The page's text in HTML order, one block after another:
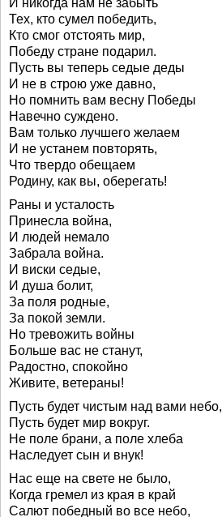
И никогда нам не забыть
Тех, кто сумел победить,
Кто смог отстоять мир,
Победу стране подарил.
Пусть вы теперь седые деды
И не в строю уже давно,
Но помнить вам весну Победы
Навечно суждено.
Вам только лучшего желаем
И не устанем повторять,
Что твердо обещаем
Родину, как вы, оберегать!
Раны и усталость
Принесла война,
И людей немало
Забрала война.
И виски седые,
И душа болит,
За поля родные,
За покой земли.
Но тревожить войны
Больше вас не станут,
Радостно, спокойно
Живите, ветераны!
Пусть будет чистым над вами небо,
Пусть будет мир вокруг.
Не поле брани, а поле хлеба
Наследует сын и внук!
Нас еще на свете не было,
Когда гремел из края в край
Салют победный во все небо,